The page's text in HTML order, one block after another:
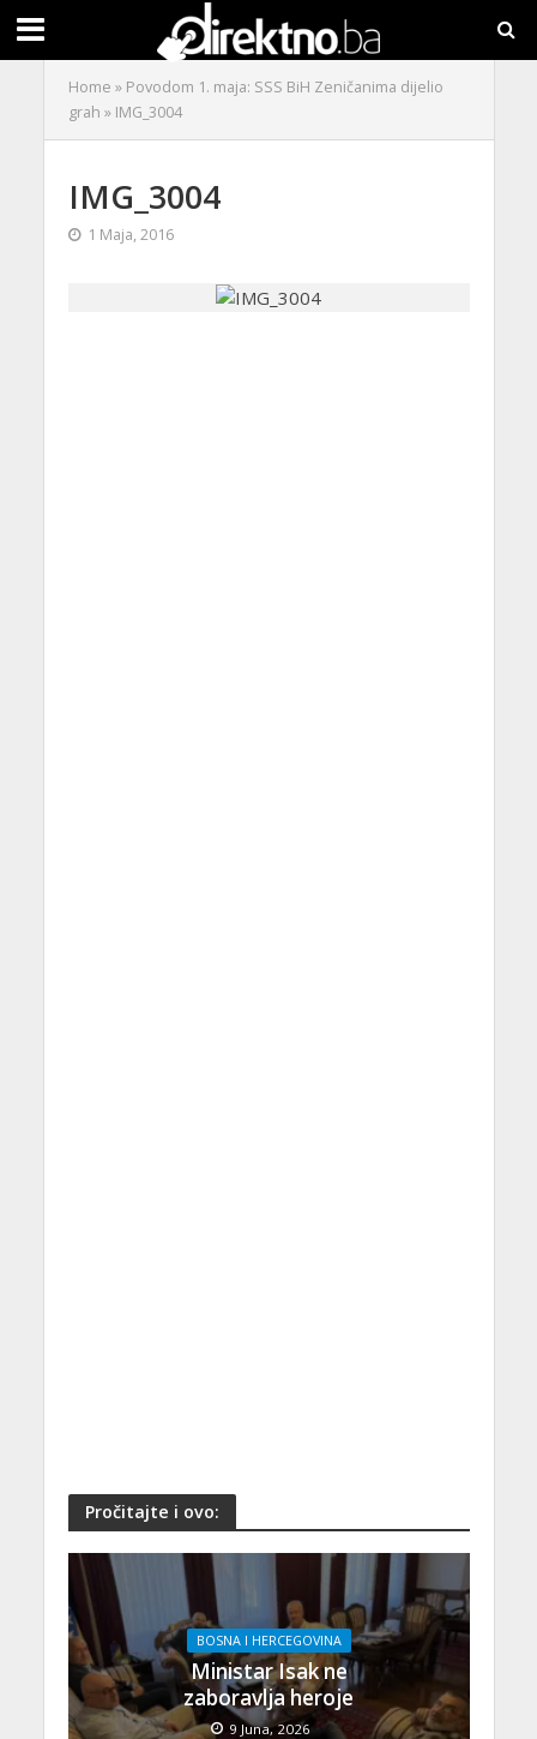
Home » Povodom 1. maja: SSS BiH Zeničanima dijelio
grah » IMG_3004
IMG_3004
1 Maja, 2016
Pročitajte i ovo:
BOSNA I HERCEGOVINA
Ministar Isak ne
zaboravlja heroje
9 Juna, 2026